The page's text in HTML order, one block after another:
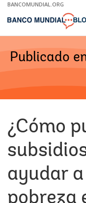
Skip
Main
BANCOMUNDIAL.ORG
Publicado
¿Cómo
ayudar
pobreza